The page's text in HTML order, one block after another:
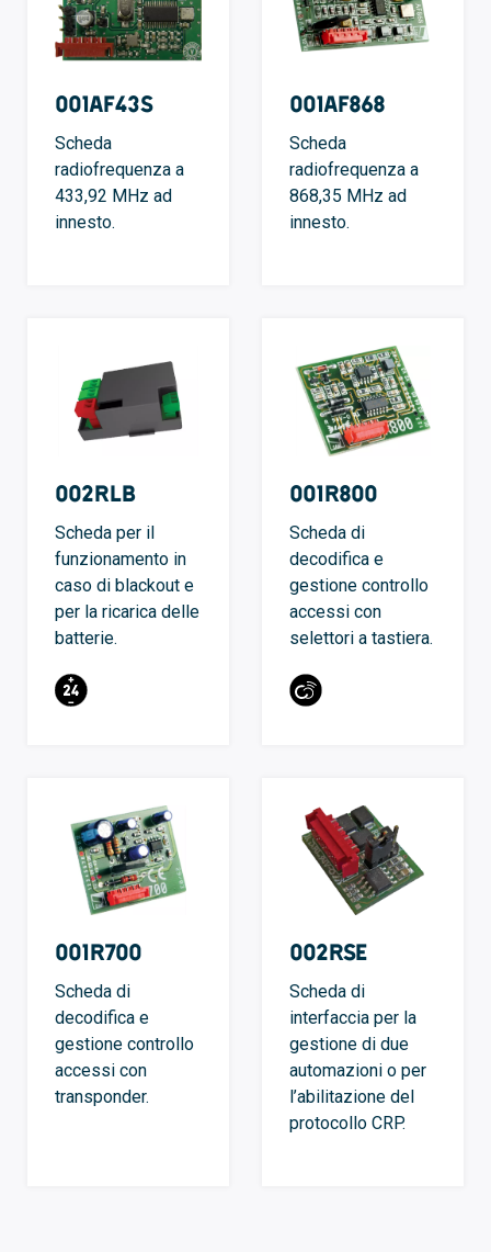
001AF43S
Scheda
radiofrequenza a
433,92 MHz ad
innesto.
001AF868
Scheda
radiofrequenza a
868,35 MHz ad
innesto.
002RLB
Scheda per il
funzionamento in
caso di blackout e
per la ricarica delle
batterie.
001R800
Scheda di
decodifica e
gestione controllo
accessi con
selettori a tastiera.
001R700
Scheda di
decodifica e
gestione controllo
accessi con
transponder.
002RSE
Scheda di
interfaccia per la
gestione di due
automazioni o per
l’abilitazione del
protocollo CRP.